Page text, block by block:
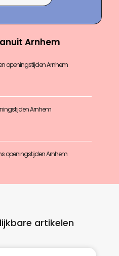
Arnhem
openingstijden Arnhem
Arnhem
openingstijden Arnhem
artikelen